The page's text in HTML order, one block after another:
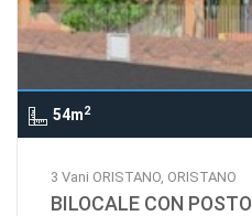
54m2
3 Vani ORISTANO, ORISTANO
BILOCALE CON POSTO